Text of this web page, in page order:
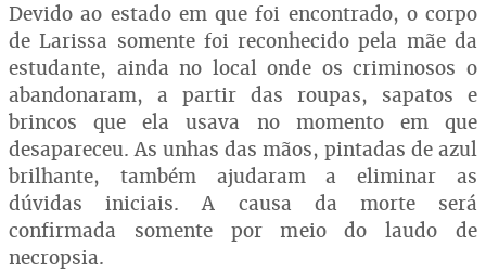
Devido ao estado em que foi encontrado, o corpo
de Larissa somente foi reconhecido pela mãe da
estudante, ainda no local onde os criminosos o
abandonaram, a partir das roupas, sapatos e
brincos que ela usava no momento em que
desapareceu. As unhas das mãos, pintadas de azul
brilhante, também ajudaram a eliminar as
dúvidas iniciais. A causa da morte será
confirmada somente por meio do laudo de
necropsia.